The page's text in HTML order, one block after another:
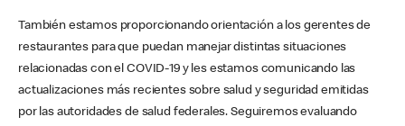
También estamos proporcionando orientación a los gerentes de
restaurantes para que puedan manejar distintas situaciones
relacionadas con el COVID-19 y les estamos comunicando las
actualizaciones más recientes sobre salud y seguridad emitidas
por las autoridades de salud federales. Seguiremos evaluando